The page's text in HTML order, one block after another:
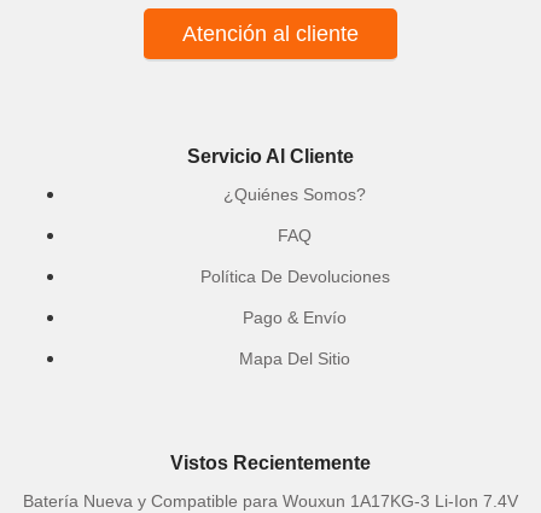
Atención al cliente
Servicio Al Cliente
¿Quiénes Somos?
FAQ
Política De Devoluciones
Pago & Envío
Mapa Del Sitio
Vistos Recientemente
Batería Nueva y Compatible para Wouxun 1A17KG-3 Li-Ion 7.4V